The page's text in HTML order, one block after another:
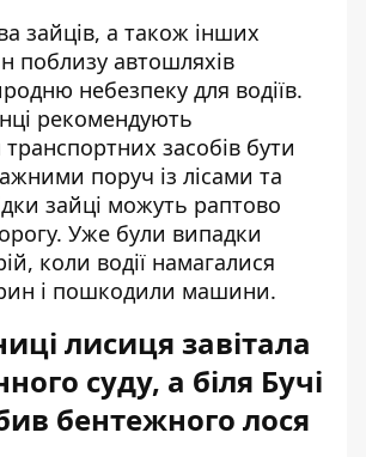
зайців, а також інших
поблизу автошляхів
небезпеку для водіїв.
рекомендують
засобів бути
поруч із лісами та
зайці можуть раптово
Уже були випадки
коли водії намагалися
і пошкодили машини.
лисиця завітала
суду, а біля Бучі
бентежного лося